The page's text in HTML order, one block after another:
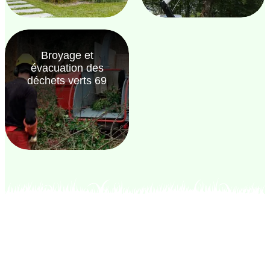
Broyage et
évacuation des
déchets verts 69